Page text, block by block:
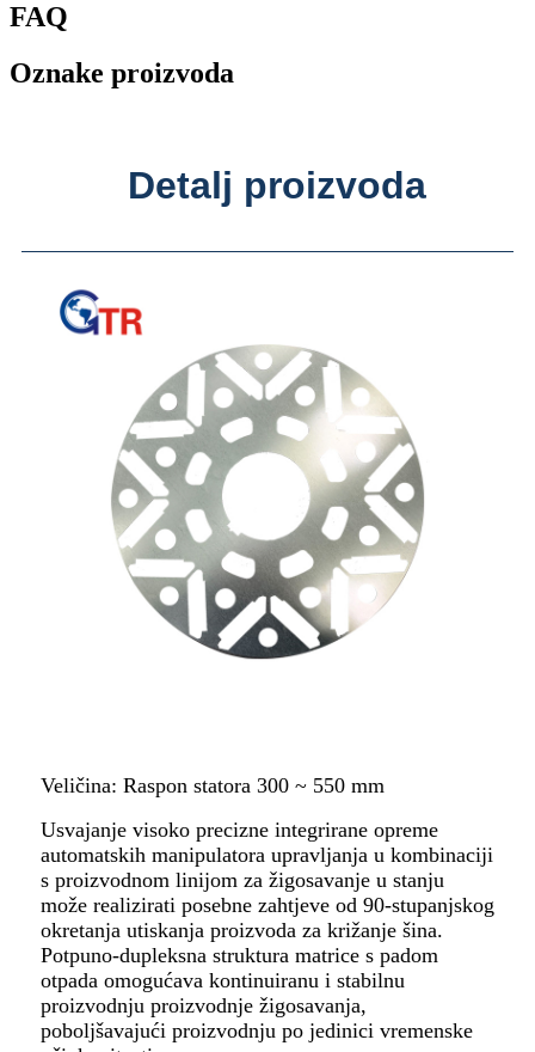
FAQ
Oznake proizvoda
Detalj proizvoda
Veličina: Raspon statora 300 ~ 550 mm
Usvajanje visoko precizne integrirane opreme
automatskih manipulatora upravljanja u kombinaciji
s proizvodnom linijom za žigosavanje u stanju
može realizirati posebne zahtjeve od 90-stupanjskog
okretanja utiskanja proizvoda za križanje šina.
Potpuno-dupleksna struktura matrice s padom
otpada omogućava kontinuiranu i stabilnu
proizvodnju proizvodnje žigosavanja,
poboljšavajući proizvodnju po jedinici vremenske